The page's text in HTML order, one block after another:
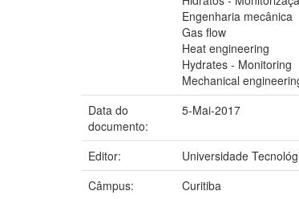
Engenharia mecânica
Gas flow
Heat engineering
Hydrates - Monitoring
Mechanical
Data do
documento:
5-Mai-2017
Editor:
Universidade
Câmpus:
Curitiba